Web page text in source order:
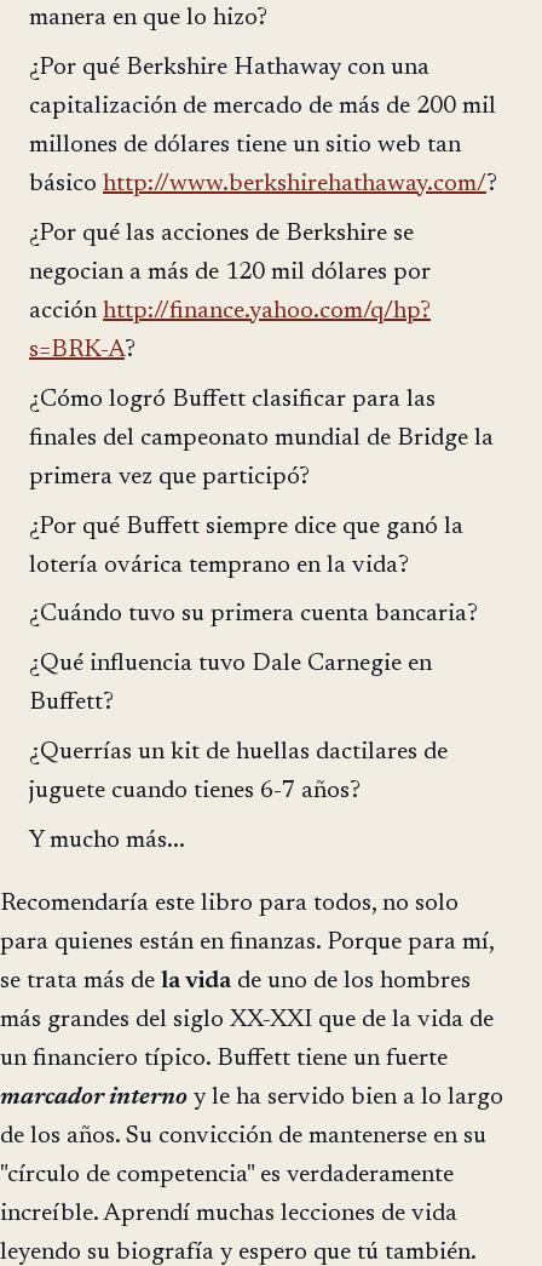
manera en que lo hizo?
¿Por qué Berkshire Hathaway con una
capitalización de mercado de más de 200 mil
millones de dólares tiene un sitio web tan
básico http://www.berkshirehathaway.com/ ?
¿Por qué las acciones de Berkshire se
negocian a más de 120 mil dólares por
acción http://finance.yahoo.com/q/hp?
s=BRK-A?
¿Cómo logró Buffett clasificar para las
finales del campeonato mundial de Bridge la
primera vez que participó?
¿Por qué Buffett siempre dice que ganó la
lotería ovárica temprano en la vida?
¿Cuándo tuvo su primera cuenta bancaria?
¿Qué influencia tuvo Dale Carnegie en
Buffett?
¿Querrías un kit de huellas dactilares de
juguete cuando tienes 6-7 años?
Y mucho más...
Recomendaría este libro para todos, no solo
para quienes están en finanzas. Porque para mí,
se trata más de la vidade uno de los hombres
más grandes del siglo XX-XXI que de la vida de
un financiero típico. Buffett tiene un fuerte
marcador interno y le ha servido bien a lo largo
de los años. Su convicción de mantenerse en su
"círculo de competencia" es verdaderamente
increíble. Aprendí muchas lecciones de vida
leyendo su biografía y espero que tú también.